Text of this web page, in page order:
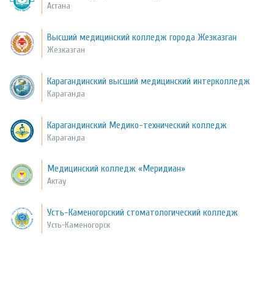
Астана
Высший медицинский колледж города Жезказган
Жезказган
Карагандинский высший медицинский интерколледж
Караганда
Карагандинский Медико-технический колледж
Караганда
Медицинский колледж «Меридиан»
Актау
Усть-Каменогорский стоматологический колледж
Усть-Каменогорск